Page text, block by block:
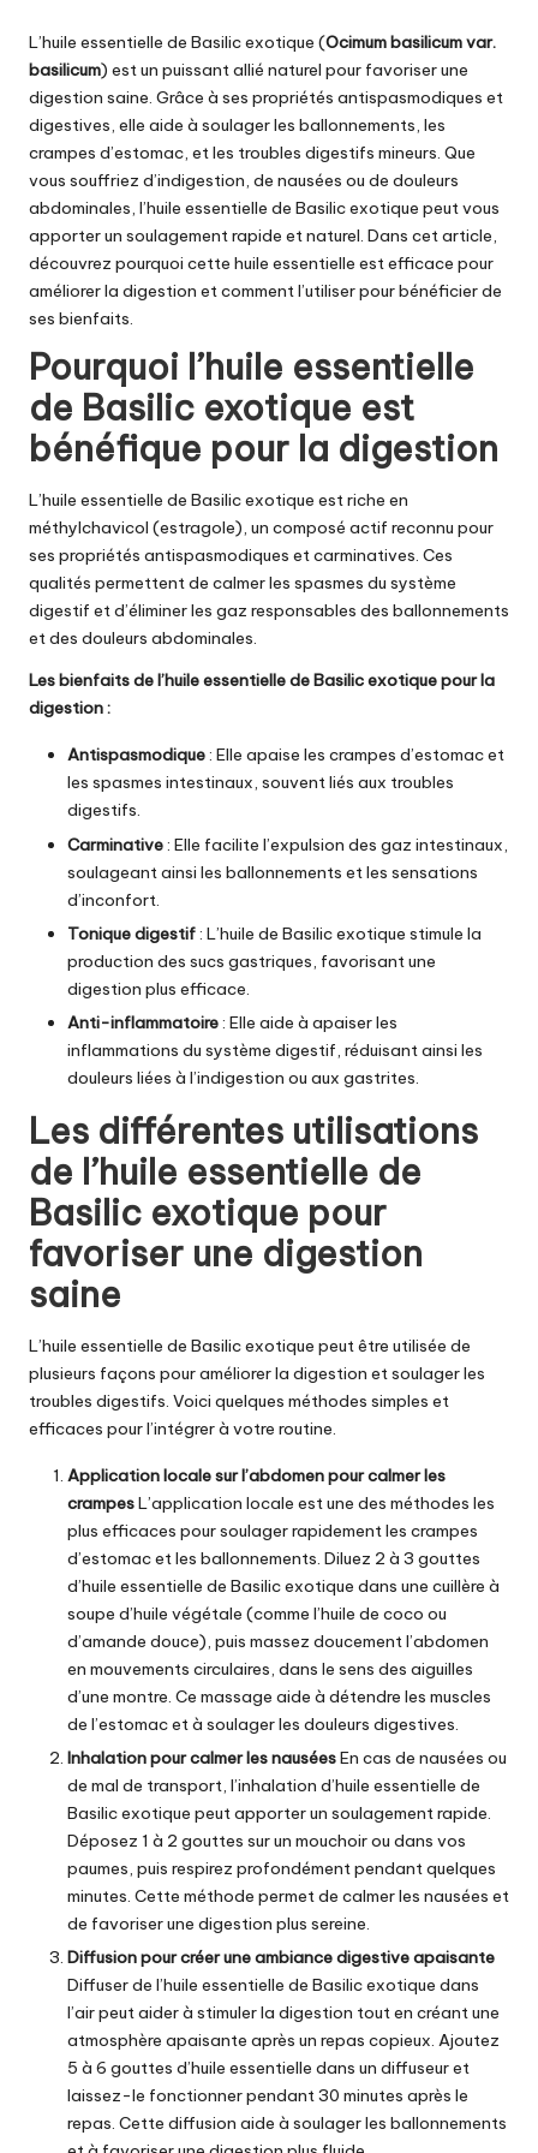
L’huile essentielle de Basilic exotique (Ocimum basilicum var.
basilicum) est un puissant allié naturel pour favoriser une
digestion saine. Grâce à ses propriétés antispasmodiques et
digestives, elle aide à soulager les ballonnements, les
crampes d’estomac, et les troubles digestifs mineurs. Que
vous souffriez d’indigestion, de nausées ou de douleurs
abdominales, l’huile essentielle de Basilic exotique peut vous
apporter un soulagement rapide et naturel. Dans cet article,
découvrez pourquoi cette huile essentielle est efficace pour
améliorer la digestion et comment l’utiliser pour bénéficier de
ses bienfaits.
Pourquoi l’huile essentielle
de Basilic exotique est
bénéfique pour la digestion
L’huile essentielle de Basilic exotique est riche en
méthylchavicol (estragole), un composé actif reconnu pour
ses propriétés antispasmodiques et carminatives. Ces
qualités permettent de calmer les spasmes du système
digestif et d’éliminer les gaz responsables des ballonnements
et des douleurs abdominales.
Les bienfaits de l’huile essentielle de Basilic exotique pour la
digestion :
Antispasmodique: Elle apaise les crampes d’estomac et
les spasmes intestinaux, souvent liés aux troubles
digestifs.
Carminative: Elle facilite l’expulsion des gaz intestinaux,
soulageant ainsi les ballonnements et les sensations
d’inconfort.
Tonique digestif: L’huile de Basilic exotique stimule la
production des sucs gastriques, favorisant une
digestion plus efficace.
Anti-inflammatoire: Elle aide à apaiser les
inflammations du système digestif, réduisant ainsi les
douleurs liées à l’indigestion ou aux gastrites.
Les différentes utilisations
de l’huile essentielle de
Basilic exotique pour
favoriser une digestion
saine
L’huile essentielle de Basilic exotique peut être utilisée de
plusieurs façons pour améliorer la digestion et soulager les
troubles digestifs. Voici quelques méthodes simples et
efficaces pour l’intégrer à votre routine.
Application locale sur l’abdomen pour calmer les
crampesL’application locale est une des méthodes les
plus efficaces pour soulager rapidement les crampes
d’estomac et les ballonnements. Diluez 2 à 3 gouttes
d’huile essentielle de Basilic exotique dans une cuillère à
soupe d’huile végétale (comme l’huile de coco ou
d’amande douce), puis massez doucement l’abdomen
en mouvements circulaires, dans le sens des aiguilles
d’une montre. Ce massage aide à détendre les muscles
de l’estomac et à soulager les douleurs digestives.
Inhalation pour calmer les nauséesEn cas de nausées ou
de mal de transport, l’inhalation d’huile essentielle de
Basilic exotique peut apporter un soulagement rapide.
Déposez 1 à 2 gouttes sur un mouchoir ou dans vos
paumes, puis respirez profondément pendant quelques
minutes. Cette méthode permet de calmer les nausées et
de favoriser une digestion plus sereine.
Diffusion pour créer une ambiance digestive apaisante
Diffuser de l’huile essentielle de Basilic exotique dans
l’air peut aider à stimuler la digestion tout en créant une
atmosphère apaisante après un repas copieux. Ajoutez
5 à 6 gouttes d’huile essentielle dans un diffuseur et
laissez-le fonctionner pendant 30 minutes après le
repas. Cette diffusion aide à soulager les ballonnements